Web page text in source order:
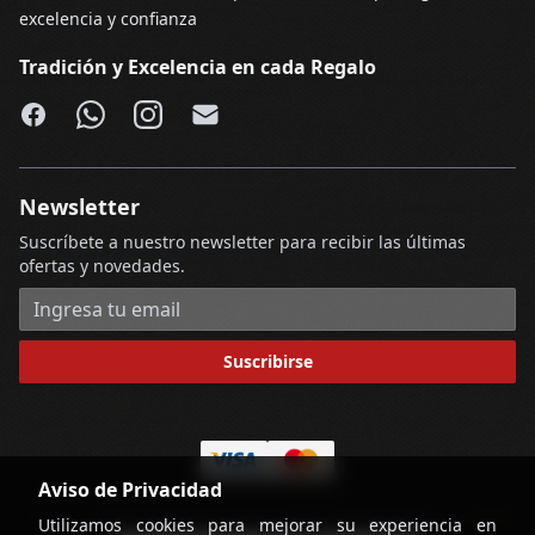
Aviso de Privacidad
Utilizamos cookies para mejorar su experiencia en
excelencia y confianza
Tradición y Excelencia en cada Regalo
Facebook
WhatsApp
Instagram
Email
Newsletter
Suscríbete a nuestro newsletter para recibir las últimas
ofertas y novedades.
Dirección de correo electrónico
Suscribirse